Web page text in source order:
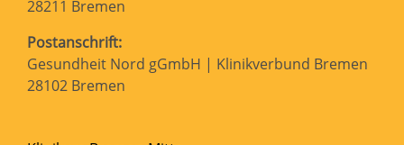
28211 Bremen
Postanschrift:
Gesundheit Nord gGmbH | Klinikverbund Bremen
28102 Bremen